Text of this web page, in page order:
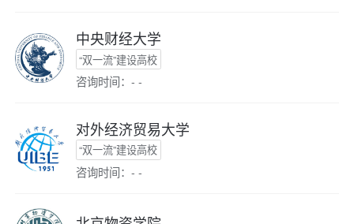
中央财经大学
“双一流”建设高校
咨询时间：- -
对外经济贸易大学
“双一流”建设高校
咨询时间：- -